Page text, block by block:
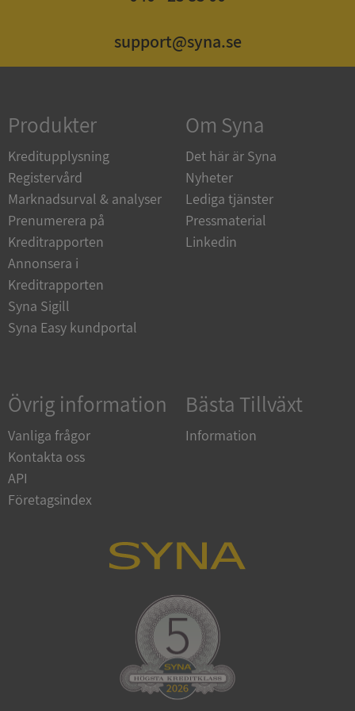
support@syna.se
Produkter
Kreditupplysning
Registervård
Marknadsurval & analyser
Prenumerera på
Kreditrapporten
Annonsera i
Kreditrapporten
Syna Sigill
Syna Easy kundportal
Om Syna
Det här är Syna
Nyheter
Lediga tjänster
Pressmaterial
Linkedin
Övrig information
Vanliga frågor
Kontakta oss
API
Företagsindex
Bästa Tillväxt
Information
kärnwebbplatsfunktioner som användarinloggning
och kontohantering. Webbplatsen kan inte
användas ordentligt utan strikt nödvändiga cookies.
Namn
Leverantör
Domän
__RequestVerificationToken
Microsoft
Corporation
de.syna.se
.youtube.com
de.syna.se
Google
Privacy Policy